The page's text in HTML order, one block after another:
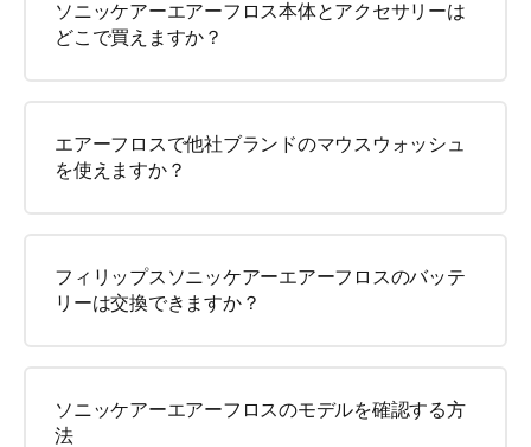
ソニッケアーエアーフロス本体とアクセサリーは
どこで買えますか？
エアーフロスで他社ブランドのマウスウォッシュ
を使えますか？
フィリップスソニッケアーエアーフロスのバッテ
リーは交換できますか？
ソニッケアーエアーフロスのモデルを確認する方
法